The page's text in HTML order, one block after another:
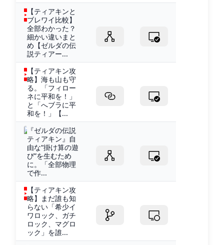
【ティアキンと
ブレワイ比較】
全部わかった？
細かい違いまと
め【ゼルダの伝
説ティアー...
【ティアキン攻
略】海も山も守
る。「フィロー
ネに平和を！」
と「へブラに平
和を！」【...
『ゼルダの伝説
ティアキン』自
由な“掛け算の遊
び”を生むため
に。「全部物理
で作...
【ティアキン攻
略】まだ誰も知
らない「希少イ
ワロック、ガチ
ロック、マグロ
ック」を誰...